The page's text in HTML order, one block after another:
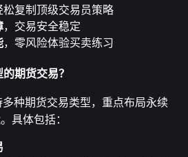
松复制顶级交易员策略
，交易安全稳定
，零风险体验买卖练习
期货交易？
种期货交易类型，重点布局永续
具体包括：